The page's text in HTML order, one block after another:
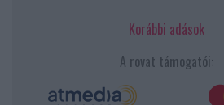
Korábbi adások
A rovat támogatói: